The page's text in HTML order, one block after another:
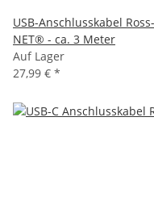
USB-Anschlusskabel
NET® - ca. 3 Meter
Auf Lager
27,99 € *